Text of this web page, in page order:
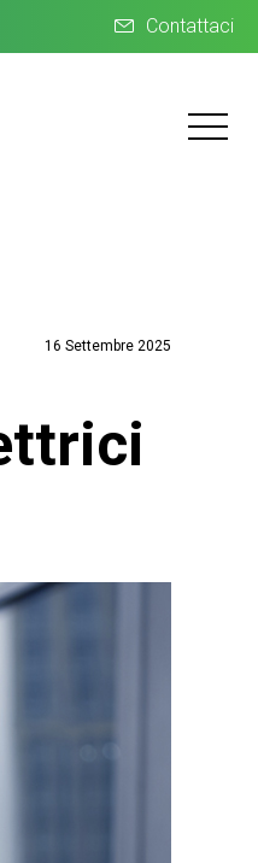
Contattaci
16 Settembre 2025